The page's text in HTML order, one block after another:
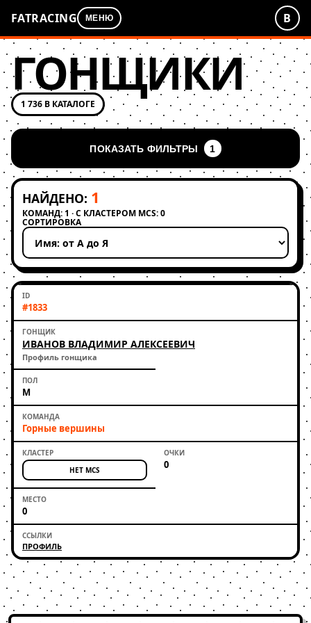
FATRACING МЕНЮ В
ГОНЩИКИ
1 736 В КАТАЛОГЕ
ПОКАЗАТЬ ФИЛЬТРЫ 1
НАЙДЕНО: 1
КОМАНД: 1 · С КЛАСТЕРОМ MCS: 0
СОРТИРОВКА
Применить сортировку
#1833
ИВАНОВ ВЛАДИМИР АЛЕКСЕЕВИЧ
Профиль гонщика
М
Горные вершины
НЕТ MCS 0
0
ПРОФИЛЬ